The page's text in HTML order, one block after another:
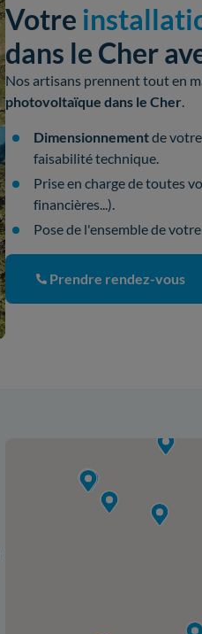
Votre
dans le Cher
Nos artisans prennent tout en
photovoltaïque dans le Cher
Dimensionnementde
faisabilité technique.
Prise en charge de toutes
financières...).
Pose de l'ensemble de
Prendre rendez-vous